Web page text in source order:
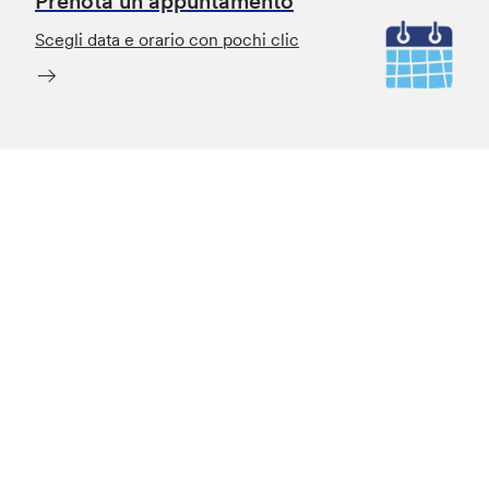
Scegli data e orario con pochi clic